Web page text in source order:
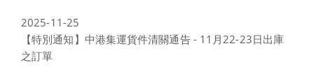
2025-11-25
【特別通知】中港集運貨件清關通告 - 11月22-23日出庫
之訂單